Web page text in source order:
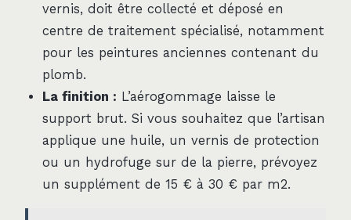
vernis, doit être collecté et déposé en
centre de traitement spécialisé, notamment
pour les peintures anciennes contenant du
plomb.
La finition : L’aérogommage laisse le
support brut. Si vous souhaitez que l’artisan
applique une huile, un vernis de protection
ou un hydrofuge sur de la pierre, prévoyez
un supplément de 15 € à 30 € par m2.